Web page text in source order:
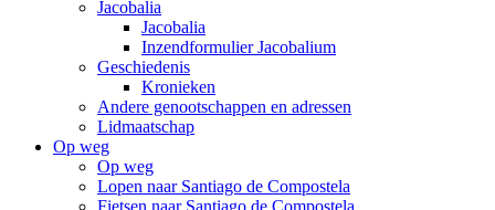
Jacobalia
Jacobalia
Inzendformulier Jacobalium
Geschiedenis
Kronieken
Andere genootschappen en adressen
Lidmaatschap
Op weg
Op weg
Lopen naar Santiago de Compostela
Fietsen naar Santiago de Compostela